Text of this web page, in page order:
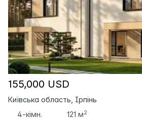
155,000 USD
Київська область, Ірпінь
4-кімн.
121 м2